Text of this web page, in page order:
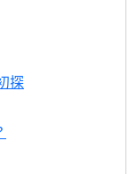
探